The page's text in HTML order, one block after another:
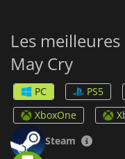
Les
May Cry
PC PS5
XboxOne
Steam